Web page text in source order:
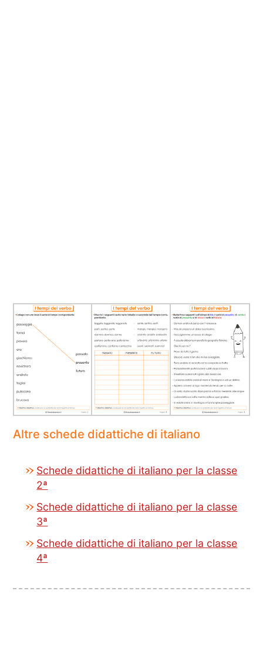
Altre schede didattiche di italiano
Schede didattiche di italiano per la classe
2ª
Schede didattiche di italiano per la classe
3ª
Schede didattiche di italiano per la classe
4ª